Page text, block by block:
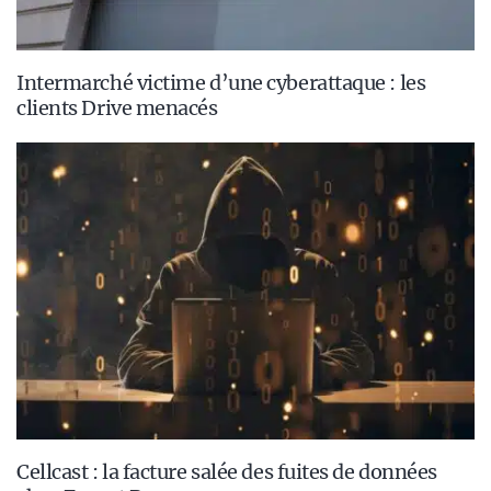
Intermarché victime d’une cyberattaque : les
clients Drive menacés
Cellcast : la facture salée des fuites de données